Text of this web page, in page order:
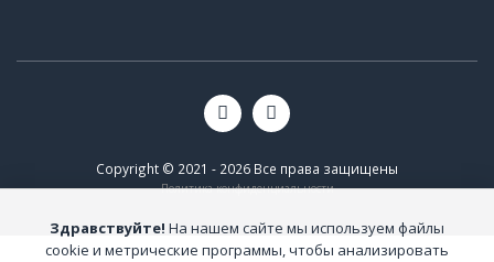
Copyright © 2021 - 2026 Все права защищены
Политика конфиденциальности
Здравствуйте! На нашем сайте мы используем файлы
cookie и метрические программы, чтобы анализировать